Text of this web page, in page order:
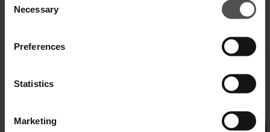
Selection
Necessary
Preferences
Statistics
Marketing
VERVOLLSTÄNDIGEN SIE IHREN LOOK